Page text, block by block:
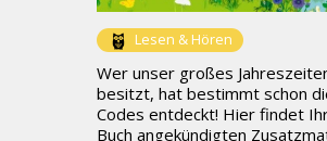
Lesen & Hören
Wer unser großes
besitzt, hat bestimmt schon
Codes entdeckt! Hier findet
Buch angekündigten